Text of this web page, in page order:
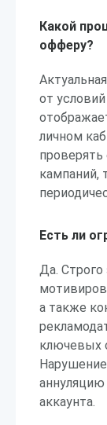
Какой
офферу?
от
личном
кампаний,
Есть ли
Да.
а также
ключевых
аннуляцию
аккаунта.